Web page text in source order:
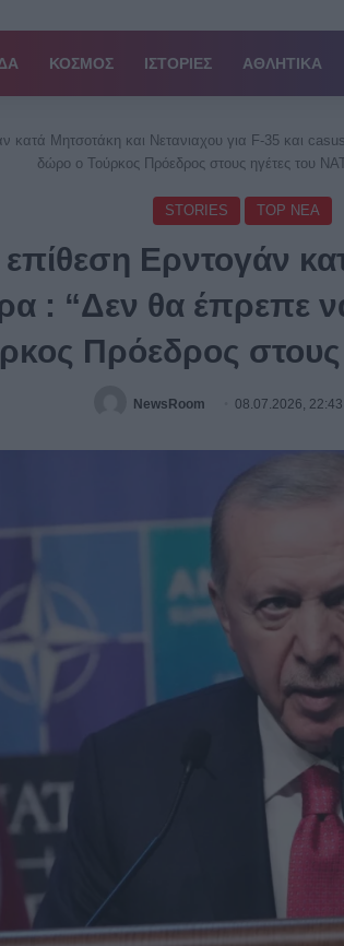
ΚΟΣΜΟΣ ΙΣΤΟΡΙΕΣ ΑΘΛΗΤΙΚΑ
Μητσοτάκη και Νετανιαχου για F-35 και
δώρο ο Τούρκος Πρόεδρος στους ηγέτες του
STORIES TOP ΝΕΑ
Ερντογάν
: “Δεν θα έπρεπε
Πρόεδρος στους
NewsRoom 08.07.2026, 22:43